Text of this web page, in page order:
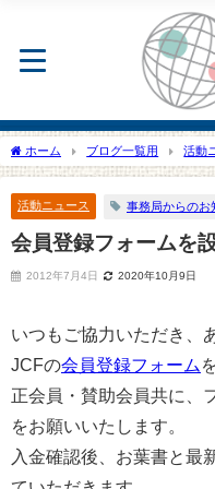
ホーム ブログ一覧用 活動
活動ニュース 事務局からのお
会員登録フォームを
2012年7月4日 2020年10月9日
いつもご協力いただき、
JCFの会員登録フォーム
正会員・賛助会員共に、
をお願いいたします。
入金確認後、お葉書と最